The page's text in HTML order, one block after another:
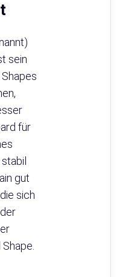
sein
für
gut
sich